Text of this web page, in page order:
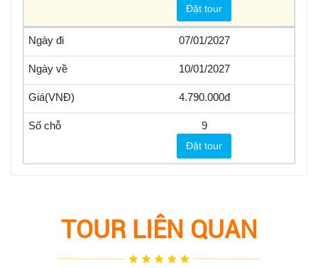
Đặt tour
07/01/2027
10/01/2027
4.790.000
9
Đặt tour
TOUR LIÊN QUAN